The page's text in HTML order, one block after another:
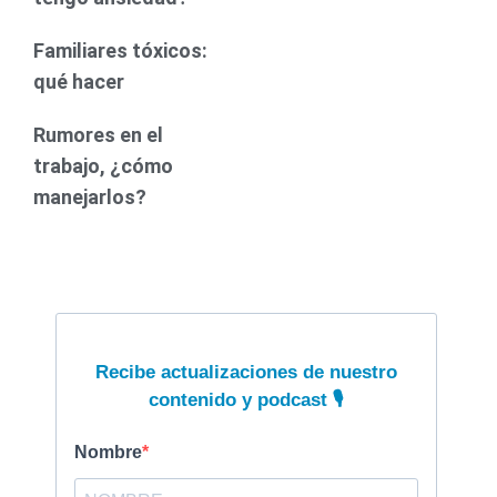
Familiares tóxicos:
qué hacer
Rumores en el
trabajo, ¿cómo
manejarlos?